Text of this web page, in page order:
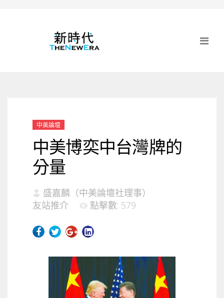
中美論壇
中美博奕中台灣牌的
分量
盛嘉麟（中美論壇社理事）
友站推介
點擊數: 579